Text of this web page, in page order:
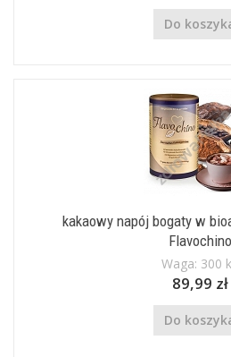
Do
kakaowy napój bogaty w
Flavochino
Waga: 300
89,99 zł
Do